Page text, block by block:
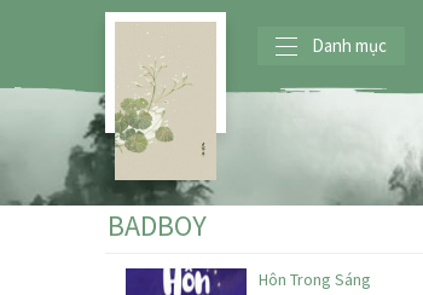
Danh mục
BADBOY
Hôn Trong Sáng